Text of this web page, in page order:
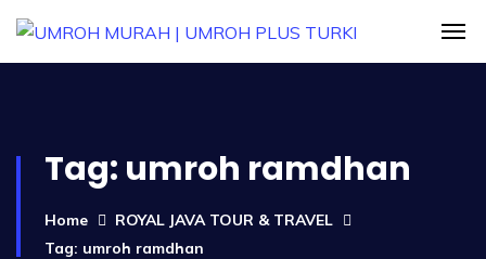
Tag: umroh ramdhan
Home
ROYAL JAVA TOUR & TRAVEL
Tag: umroh ramdhan